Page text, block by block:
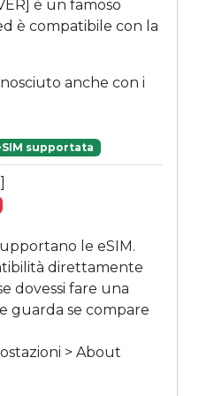
è un famoso
è compatibile con la
anche con i
supportata
le eSIM.
direttamente
dovessi fare una
guarda se compare
> About